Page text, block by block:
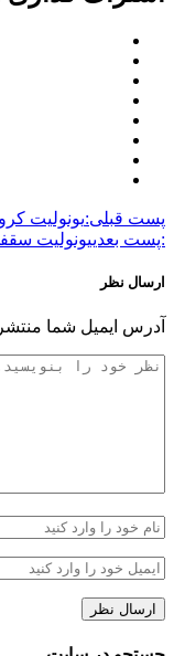
پست قبلی:یونولیت
:پست بعدییونولیت
ارسال نظر
آدرس ایمیل شما